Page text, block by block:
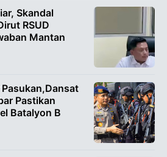
Skandal
RSUD
Mantan
Pastikan
Batalyon B